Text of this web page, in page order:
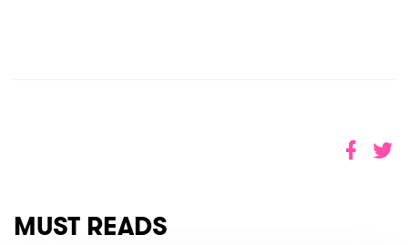
MUST READS